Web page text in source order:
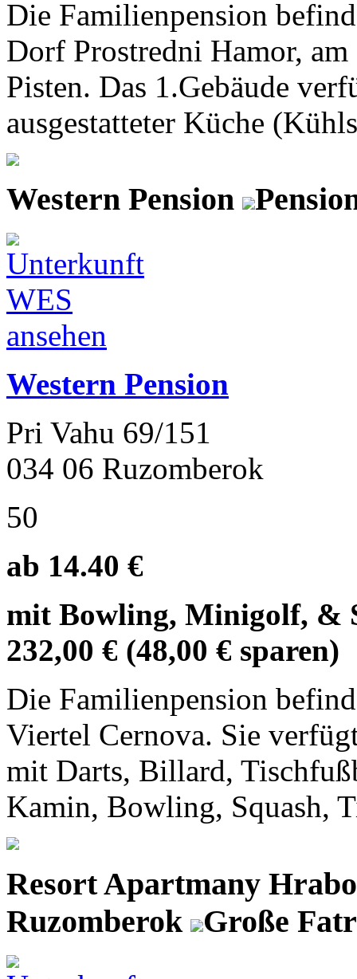
Die Familienpension
Dorf Prostredni Hamor,
Pisten. Das 1.Gebäude
ausgestatteter Küche
Western Pension
Western Pension
Pri Vahu 69/151
034 06 Ruzomberok
50
ab 14.40 €
mit Bowling, Minigolf, &
232,00 € (48,00 € sparen)
Die Familienpension
Viertel Cernova. Sie
mit Darts, Billard,
Kamin, Bowling, Squash,
Resort Apartmany
Ruzomberok
Große